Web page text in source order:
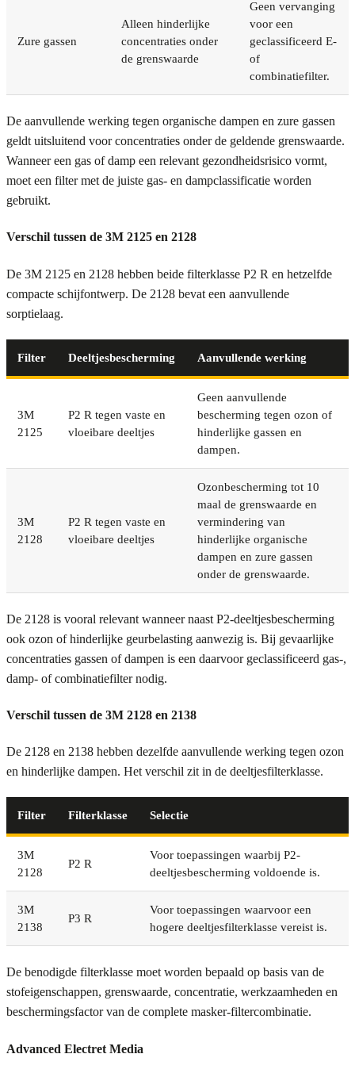
Zure gassen
Alleen hinderlijke
concentraties onder
de grenswaarde
Geen vervanging
voor een
geclassificeerd E-
of
combinatiefilter.
De aanvullende werking tegen organische dampen en zure gassen
geldt uitsluitend voor concentraties onder de geldende grenswaarde.
Wanneer een gas of damp een relevant gezondheidsrisico vormt,
moet een filter met de juiste gas- en dampclassificatie worden
gebruikt.
Verschil tussen de 3M 2125 en 2128
De 3M 2125 en 2128 hebben beide filterklasse P2 R en hetzelfde
compacte schijfontwerp. De 2128 bevat een aanvullende
sorptielaag.
Filter Deeltjesbescherming Aanvullende werking
3M
2125
P2 R tegen vaste en
vloeibare deeltjes
Geen aanvullende
bescherming tegen ozon of
hinderlijke gassen en
dampen.
3M
2128
P2 R tegen vaste en
vloeibare deeltjes
Ozonbescherming tot 10
maal de grenswaarde en
vermindering van
hinderlijke organische
dampen en zure gassen
onder de grenswaarde.
De 2128 is vooral relevant wanneer naast P2-deeltjesbescherming
ook ozon of hinderlijke geurbelasting aanwezig is. Bij gevaarlijke
concentraties gassen of dampen is een daarvoor geclassificeerd gas-,
damp- of combinatiefilter nodig.
Verschil tussen de 3M 2128 en 2138
De 2128 en 2138 hebben dezelfde aanvullende werking tegen ozon
en hinderlijke dampen. Het verschil zit in de deeltjesfilterklasse.
Filter Filterklasse Selectie
3M
2128
P2 R
Voor toepassingen waarbij P2-
deeltjesbescherming voldoende is.
3M
2138
P3 R
Voor toepassingen waarvoor een
hogere deeltjesfilterklasse vereist is.
De benodigde filterklasse moet worden bepaald op basis van de
stofeigenschappen, grenswaarde, concentratie, werkzaamheden en
beschermingsfactor van de complete masker-filtercombinatie.
Advanced Electret Media